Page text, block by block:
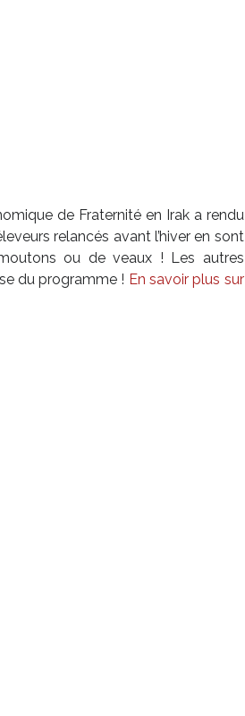
de Fraternité en Irak a rendu
relancés avant l’hiver en sont
ou de veaux ! Les autres
du programme ! En savoir plus sur